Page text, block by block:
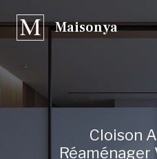
au
contenu
Maisonya
Cloison
Réaménager